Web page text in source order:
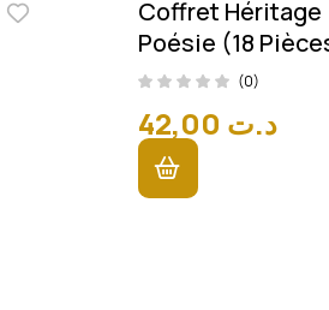
Coffret Héritage
Poésie (18
(0)
د.ت